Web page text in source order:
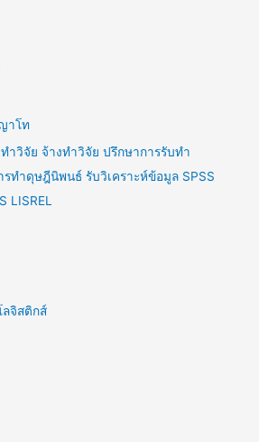
าโท
ำวิจัย จ้างทำวิจัย ปรึกษาการรับทำ
ทำดุษฎีนิพนธ์ รับวิเคราะห์ข้อมูล SPSS
LISREL
ลจิสติกส์